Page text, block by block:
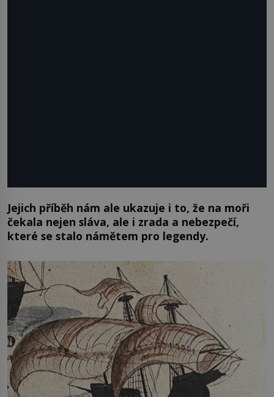
Jejich příběh nám ale ukazuje i to, že na moři
čekala nejen sláva, ale i zrada a nebezpečí,
které se stalo námětem pro legendy.